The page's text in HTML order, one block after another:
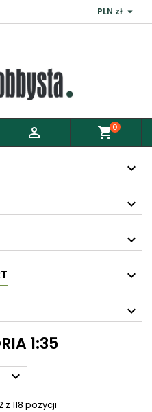
PLN zł 
 shopping_cart0
1:35

z 118 pozycji
×
musisz się
Zaloguj